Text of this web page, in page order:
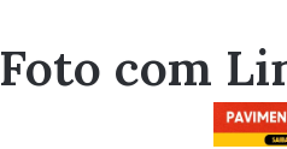
mail
Foto com